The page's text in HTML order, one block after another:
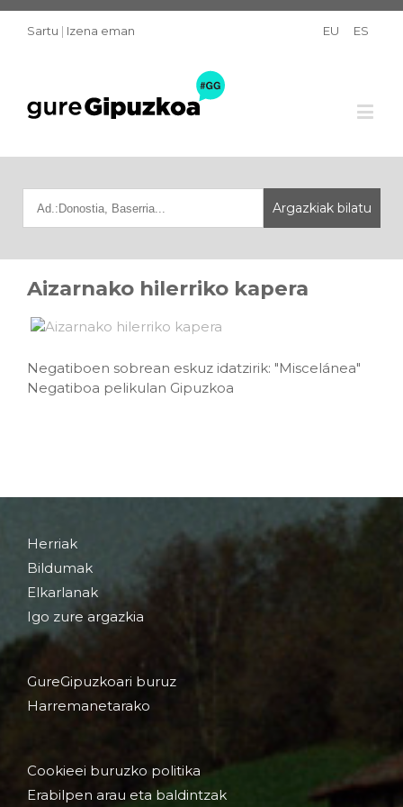
Sartu | Izena eman EU ES
Aizarnako hilerriko kapera
Negatiboen sobrean eskuz idatzirik: "Miscelánea"
Negatiboa pelikulan Gipuzkoa
Herriak
Bildumak
Elkarlanak
Igo zure argazkia
GureGipuzkoari buruz
Harremanetarako
Cookieei buruzko politika
Erabilpen arau eta baldintzak